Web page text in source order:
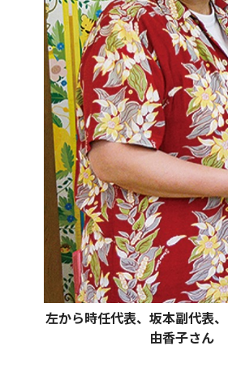
左から時任代表、坂本副代表
由香子さん